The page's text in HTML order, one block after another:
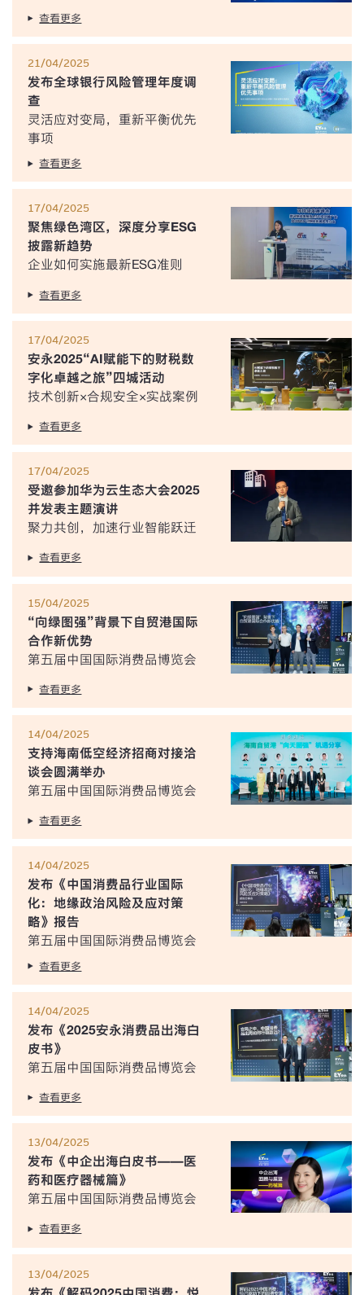
查看更多
21/04/2025
发布全球银行风险管理年度调
查
灵活应对变局，重新平衡优先
事项
查看更多
17/04/2025
聚焦绿色湾区，深度分享ESG
披露新趋势
企业如何实施最新ESG准则
查看更多
17/04/2025
安永2025“AI赋能下的财税数
字化卓越之旅”四城活动
技术创新×合规安全×实战案例
查看更多
17/04/2025
受邀参加华为云生态大会2025
并发表主题演讲
聚力共创，加速行业智能跃迁
查看更多
15/04/2025
“向绿图强”背景下自贸港国际
合作新优势
第五届中国国际消费品博览会
查看更多
14/04/2025
支持海南低空经济招商对接洽
谈会圆满举办
第五届中国国际消费品博览会
查看更多
14/04/2025
发布《中国消费品行业国际
化：地缘政治风险及应对策
略》报告
第五届中国国际消费品博览会
查看更多
14/04/2025
发布《2025安永消费品出海白
皮书》
第五届中国国际消费品博览会
查看更多
13/04/2025
发布《中企出海白皮书——医
药和医疗器械篇》
第五届中国国际消费品博览会
查看更多
13/04/2025